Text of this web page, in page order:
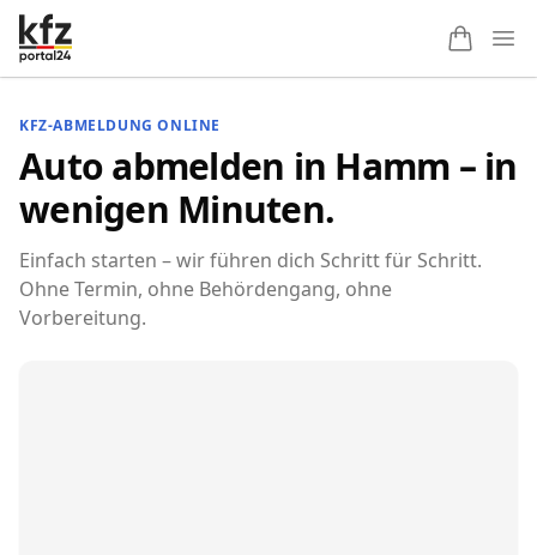
KFZ-ABMELDUNG ONLINE
Auto abmelden in Hamm – in
wenigen Minuten.
Einfach starten – wir führen dich Schritt für Schritt.
Ohne Termin, ohne Behördengang, ohne
Vorbereitung.